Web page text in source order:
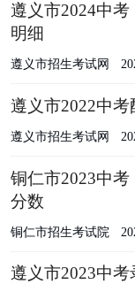
遵义市2024中
明细
遵义市招生考试网
遵义市2022中
遵义市招生考试网
铜仁市2023中
分数
铜仁市招生考试院
遵义市2023中